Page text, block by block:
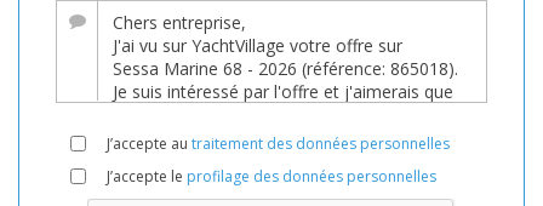
J’accepte au traitement des données personnelles
J’accepte le profilage des données personnelles